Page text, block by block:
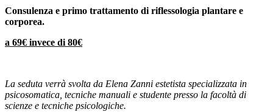
Consulenza e primo trattamento di riflessologia plantare e
corporea.
a 69€ invece di 80€
La seduta verrà svolta da Elena Zanni estetista specializzata in
psicosomatica, tecniche manuali e studente presso la facoltà di
scienze e tecniche psicologiche.